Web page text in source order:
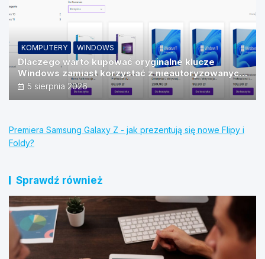
KOMPUTERY WINDOWS
Dlaczego warto kupować oryginalne klucze
Windows zamiast korzystać z nieautoryzowanych
źródeł?
5 sierpnia 2026
Premiera Samsung Galaxy Z - jak prezentują się nowe Flipy i
Foldy?
Sprawdź również